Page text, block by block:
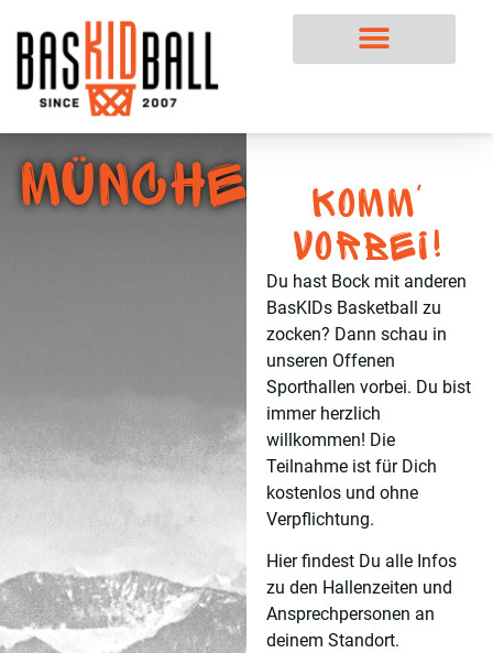
München
Komm'
vorbei!
Du hast Bock mit anderen
BasKIDs Basketball zu
zocken? Dann schau in
unseren Offenen
Sporthallen vorbei. Du bist
immer herzlich
willkommen! Die
Teilnahme ist für Dich
kostenlos und ohne
Verpflichtung.
Hier findest Du alle Infos
zu den Hallenzeiten und
Ansprechpersonen an
deinem Standort.